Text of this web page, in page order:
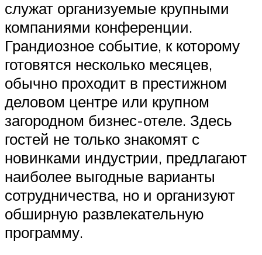
служат организуемые крупными
компаниями конференции.
Грандиозное событие, к которому
готовятся несколько месяцев,
обычно проходит в престижном
деловом центре или крупном
загородном бизнес-отеле. Здесь
гостей не только знакомят с
новинками индустрии, предлагают
наиболее выгодные варианты
сотрудничества, но и организуют
обширную развлекательную
программу.